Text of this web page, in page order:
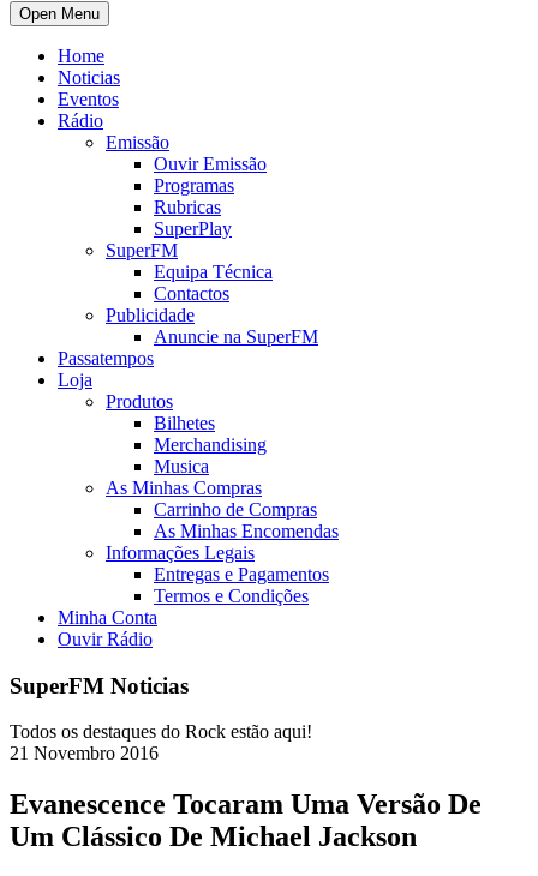
Open Menu
Home
Noticias
Eventos
Rádio
Emissão
Ouvir Emissão
Programas
Rubricas
SuperPlay
SuperFM
Equipa Técnica
Contactos
Publicidade
Anuncie na SuperFM
Passatempos
Loja
Produtos
Bilhetes
Merchandising
Musica
As Minhas Compras
Carrinho de Compras
As Minhas Encomendas
Informações Legais
Entregas e Pagamentos
Termos e Condições
Minha Conta
Ouvir Rádio
SuperFM Noticias
Todos os destaques do Rock estão aqui!
21 Novembro 2016
Evanescence Tocaram Uma Versão De
Um Clássico De Michael Jackson